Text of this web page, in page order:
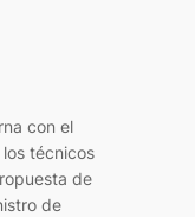
con el
técnicos
de
de